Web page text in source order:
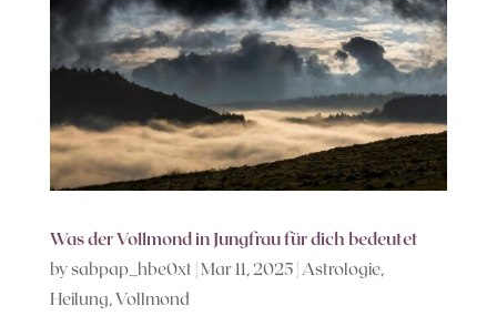
Was der Vollmond in Jungfrau für dich bedeutet
bysabpap_hbe0xt |Mar 11, 2025| Astrologie,
Heilung,Vollmond